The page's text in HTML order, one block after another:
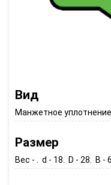
Вид
Манжетное уплотнение
Размер
Вес - . d - 18. D - 28. B -